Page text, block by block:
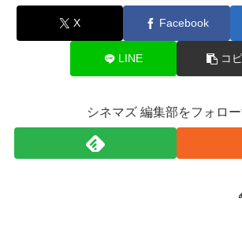
X Facebook
LINE コ
シネマズ 編集部をフォロ